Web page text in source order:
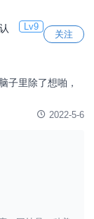
Lv9
关注
子里除了想啪，
2022-5-6